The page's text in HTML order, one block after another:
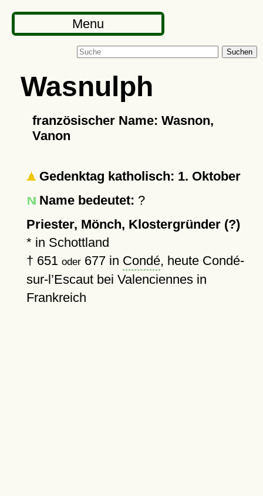
Menu
Suchen
Wasnulph
französischer Name: Wasnon,
Vanon
Gedenktag katholisch: 1. Oktober
Name bedeutet: ?
Priester, Mönch, Klostergründer (?)
* in Schottland
† 651 oder 677in Condé, heute Condé-
sur-l’Escaut bei Valenciennes in
Frankreich